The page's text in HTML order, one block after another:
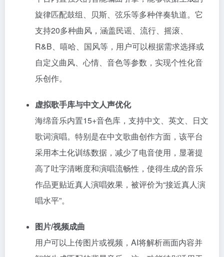
旋律匹配鼓组、贝斯、弦乐等多种伴奏轨道。它
支持20多种曲风，涵盖民谣、流行、摇滚、
R&B、嘻哈、国风等，用户可以根据需求选择或
自定义曲风、心情、音色等参数，实现个性化音
乐创作。
虚拟歌手库与中文人声优化
海绵音乐内置15+音色库，支持中文、英文、日文
歌词演唱。特别是在中文歌曲创作方面，该平台
采用本土化训练数据，减少了电音使用，显著提
高了吐字清晰度和演唱流畅性，使得生成的音乐
作品更贴近真人演唱效果，被评价为“接近真人演
唱水平”。
图片/视频成曲
用户可以上传图片或视频，AI将解析画面内容并